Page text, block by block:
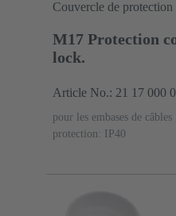
Couvercle de protection
M17 Protection
lock.
Article No.: 21 17 000
pour les embases de câbles
protection: IP40